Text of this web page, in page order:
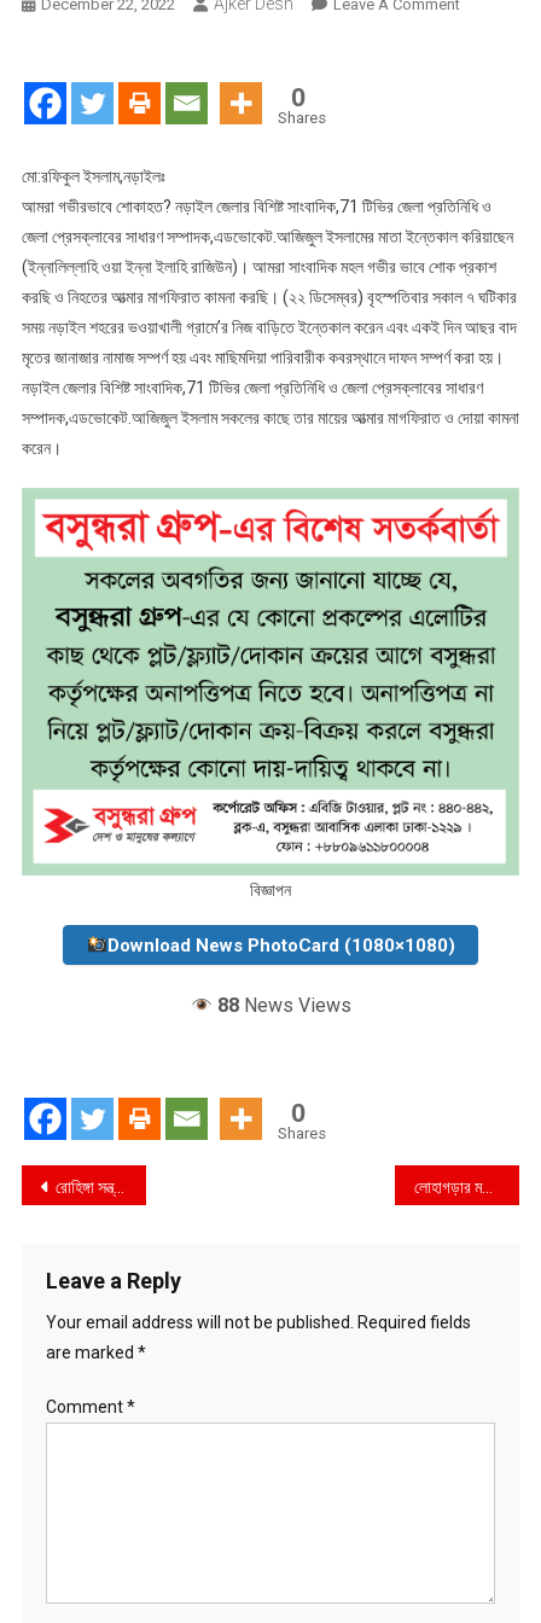
December 22, 2022 Leave A Comment
মহলে
শোকের
0
Shares
মো:রফিকুল ইসলাম,নড়াইলঃ
আমরা গভীরভাবে শোকাহত? নড়াইল জেলার বিশিষ্ট সাংবাদিক,71 টিভির জেলা প্রতিনিধি ও
জেলা প্রেসক্লাবের সাধারণ সম্পাদক,এডভোকেট.আজিজুল ইসলামের মাতা ইন্তেকাল করিয়াছেন
(ইন্নালিল্লাহি ওয়া ইন্না ইলাহি রাজিউন)। আমরা সাংবাদিক মহল গভীর ভাবে শোক প্রকাশ
করছি ও নিহতের আত্মার মাগফিরাত কামনা করছি। (২২ ডিসেম্বর) বৃহস্পতিবার সকাল ৭ ঘটিকার
সময় নড়াইল শহরের ভওয়াখালী গ্রামে’র নিজ বাড়িতে ইন্তেকাল করেন এবং একই দিন আছর বাদ
মৃতের জানাজার নামাজ সম্পর্ণ হয় এবং মাছিমদিয়া পারিবারীক কবরস্থানে দাফন সম্পর্ণ করা হয়।
নড়াইল জেলার বিশিষ্ট সাংবাদিক,71 টিভির জেলা প্রতিনিধি ও জেলা প্রেসক্লাবের সাধারণ
সম্পাদক,এডভোকেট.আজিজুল ইসলাম সকলের কাছে তার মায়ের আত্মার মাগফিরাত ও দোয়া কামনা
করেন।
বিজ্ঞাপন
Download News PhotoCard (1080×1080)
88News Views
0
Shares
Post
রোহিঙ্গা সন্ত্রাসী কর্তৃক ৮ বাংলাদেশী অপহরণের ঘটনায় পাহাড় ঘিরে রেখেছে জনতা ও পুলিশ লোহাগড়ার মদিনাপাড়ায় স্ত্রী’র স্বীকৃতির দাবিতে কাবিন নামা হাতে নিয়ে শ্বশুরবাড়িতে তরুণীর অনশন
Leave a Reply
Your email address will not be published. Required fields
are marked *
Comment*